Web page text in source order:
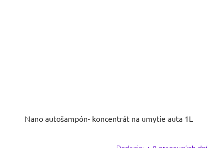
Nano autošampón- koncentrát na umytie auta 1L